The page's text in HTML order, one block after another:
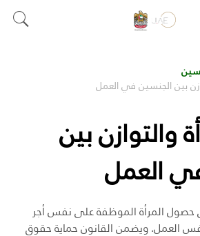
بين الجنسين في العمل
والتوازن بين
العمل
حصول المرأة الموظفة على نفس أجر
العمل. ويضمن القانون حماية حقوق